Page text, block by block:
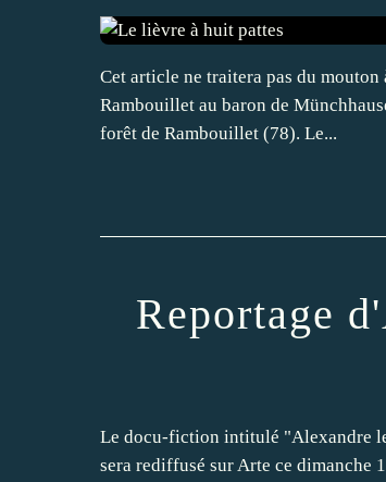
Cet article ne traitera pas du
Rambouillet au baron de
forêt de Rambouillet (78). Le...
Reportage
Le docu-fiction intitulé "Alexandre
sera rediffusé sur Arte ce dimanche